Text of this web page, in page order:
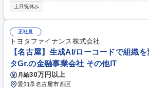
SAP基幹システムの開発および運用保守を担当 ○販
等各モジュール対応 ○業務部門と連携し要件定義か
各種ツールを用いた開発保守を実施 ○既存システム
続実施 ○障害対応や問い合わせ対応により安定稼働を支援 募集職
京/アプリケーションエンジニア】SAP/防災の大手
土日祝休み
正社員
トヨタファイナンス株式会社
【名古屋】生成AI/ローコードで組織
タGr.の金融事業会社 その他IT
月給30万円以上
愛知県名古屋市西区